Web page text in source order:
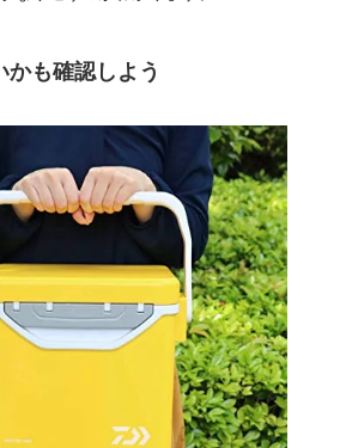
も確認しよう